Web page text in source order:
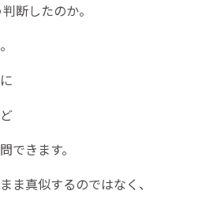
断したのか。
できます。
ま真似するのではなく、